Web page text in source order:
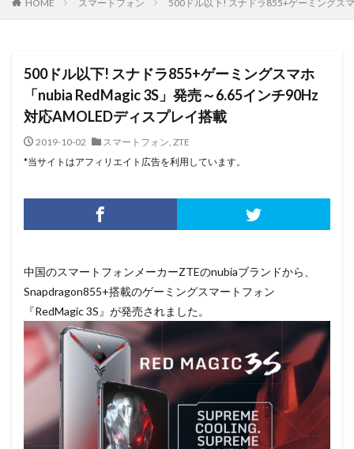
HOME スマートフォン 500ドル以下! スナドラ855+ゲーミングス
500ドル以下! スナドラ855+ゲーミングスマホ
「nubia RedMagic 3S」発売～6.65インチ90Hz
対応AMOLEDディスプレイ搭載
2019-10-02 スマートフォン, ZTE
*当サイトはアフィリエイト広告を利用しています。
中国のスマートフォンメーカーZTEのnubiaブランドから、
Snapdragon855+搭載のゲーミングスマートフォン
『RedMagic 3S』が発売されました。